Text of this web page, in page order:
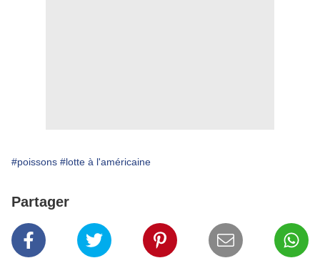
#poissons #lotte à l'américaine
Partager